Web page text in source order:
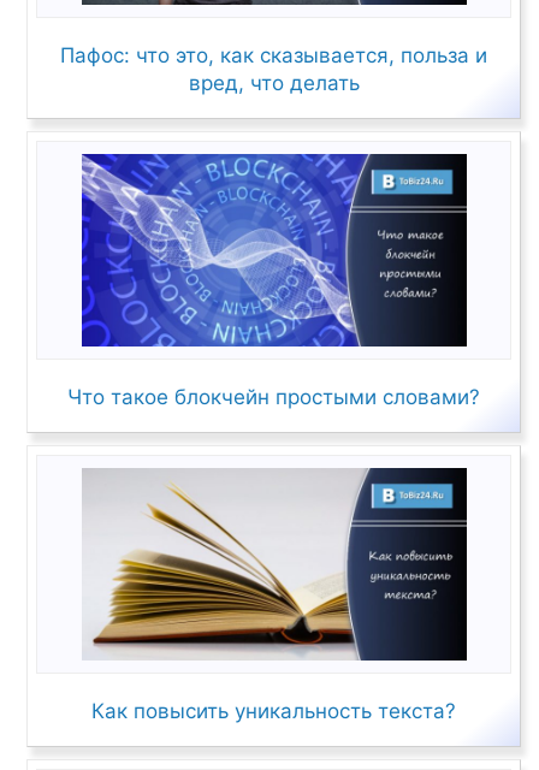
Пафос: что это, как сказывается, польза и
вред, что делать
Что такое блокчейн простыми словами?
Как повысить уникальность текста?